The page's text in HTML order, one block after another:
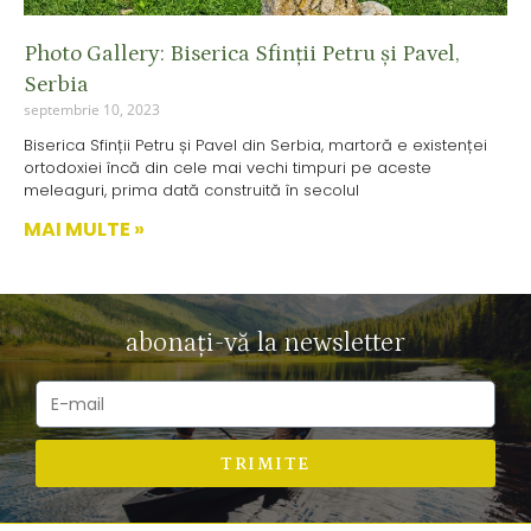
Photo Gallery: Biserica Sfinții Petru și Pavel,
Serbia
septembrie 10, 2023
Biserica Sfinții Petru și Pavel din Serbia, martoră e existenței
ortodoxiei încă din cele mai vechi timpuri pe aceste
meleaguri, prima dată construită în secolul
MAI MULTE »
abonați-vă la newsletter
TRIMITE